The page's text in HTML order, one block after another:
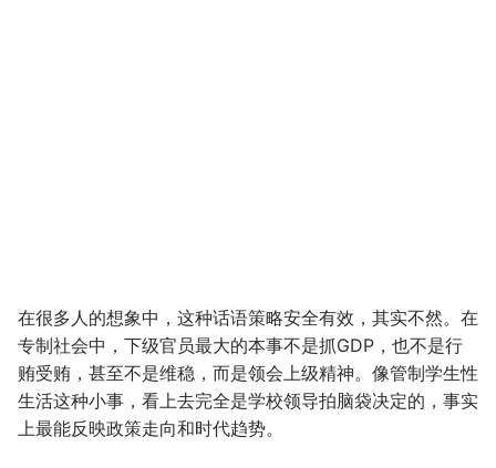
在很多人的想象中，这种话语策略安全有效，其实不然。在
专制社会中，下级官员最大的本事不是抓GDP，也不是行
贿受贿，甚至不是维稳，而是领会上级精神。像管制学生性
生活这种小事，看上去完全是学校领导拍脑袋决定的，事实
上最能反映政策走向和时代趋势。